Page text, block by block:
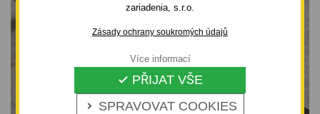
zariadenia, s.r.o.
Zásady ochrany soukromých údajů
 SPRAVOVAT COOKIES
 PŘIJAT VŠE
Více informací